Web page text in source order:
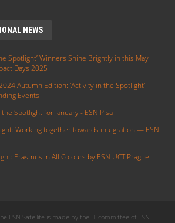
NEWS
Spotlight’ Winners Shine Brightly in this May
Days 2025
Autumn Edition: 'Activity in the Spotlight'
Events
Spotlight for January - ESN Pisa
Working together towards integration — ESN
Erasmus in All Colours by ESN UCT Prague
ESN Satellite is made by the IT committee of ESN